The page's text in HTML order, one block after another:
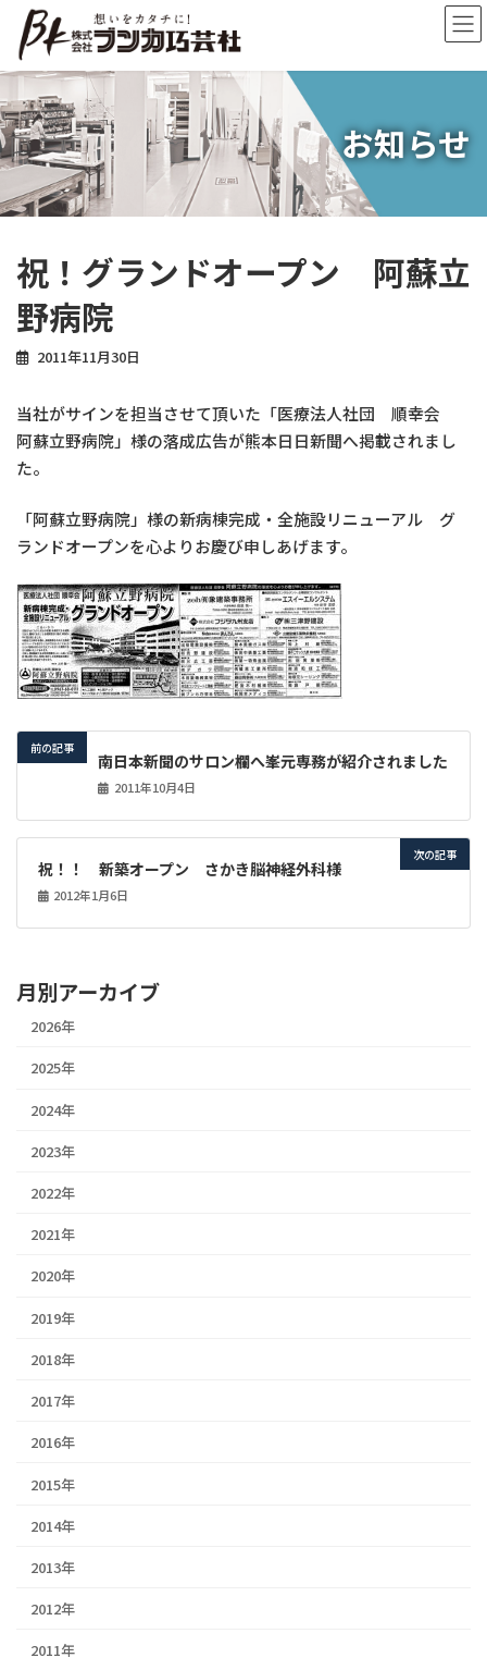
ン
ツ
へ
ス
キ
ッ
プ
ー
シ
ョ
ン
に
移
動
お知らせ
祝！グランドオープン 阿蘇立
野病院
2011年11月30日
当社がサインを担当させて頂いた「医療法人社団 順幸会
阿蘇立野病院」様の落成広告が熊本日日新聞へ掲載されまし
た。
「阿蘇立野病院」様の新病棟完成・全施設リニューアル グ
ランドオープンを心よりお慶び申しあげます。
前の記事
南日本新聞のサロン欄へ峯元専務が紹介されました
2011年10月4日
次の記事
祝！！ 新築オープン さかき脳神経外科様
2012年1月6日
月別アーカイブ
2026年
2025年
2024年
2023年
2022年
2021年
2020年
2019年
2018年
2017年
2016年
2015年
2014年
2013年
2012年
2011年